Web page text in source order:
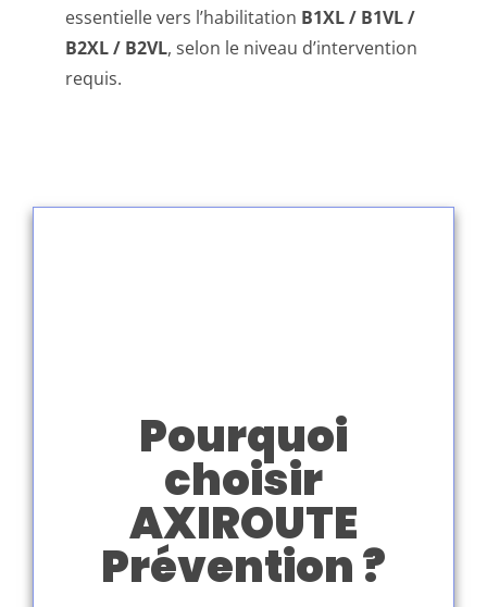
essentielle vers l’habilitation B1XL / B1VL /
B2XL / B2VL, selon le niveau d’intervention
requis.
Pourquoi
choisir
AXIROUTE
Prévention ?